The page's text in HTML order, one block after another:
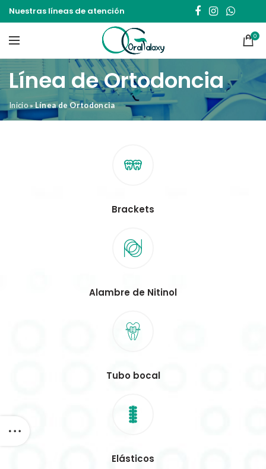
Nuestras líneas de atención
0
Línea de Ortodoncia
Inicio »Línea de Ortodoncia
Brackets
Alambre de Nitinol
Tubo bocal
Elásticos